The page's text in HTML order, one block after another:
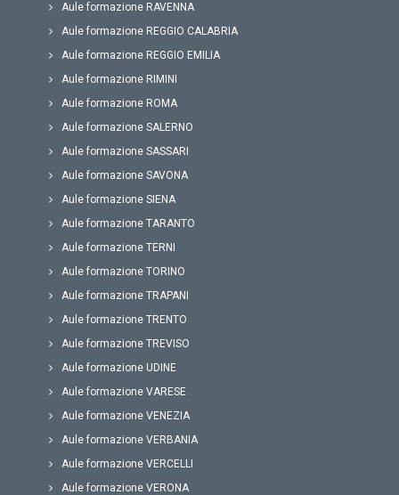
Aule formazione RAVENNA
Aule formazione REGGIO CALABRIA
Aule formazione REGGIO EMILIA
Aule formazione RIMINI
Aule formazione ROMA
Aule formazione SALERNO
Aule formazione SASSARI
Aule formazione SAVONA
Aule formazione SIENA
Aule formazione TARANTO
Aule formazione TERNI
Aule formazione TORINO
Aule formazione TRAPANI
Aule formazione TRENTO
Aule formazione TREVISO
Aule formazione UDINE
Aule formazione VARESE
Aule formazione VENEZIA
Aule formazione VERBANIA
Aule formazione VERCELLI
Aule formazione VERONA